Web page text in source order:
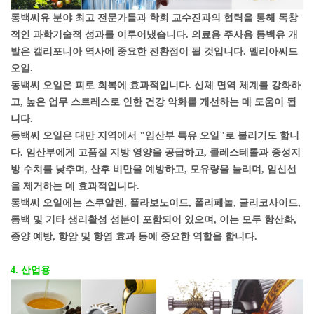
동백씨유 분야 최고 전문가들과 학회 교수진과의 협력을 통해 독창
적인 과학기술적 성과를 이루어냈습니다. 의료용 주사용 동백유 개
발은 캘리포니아 역사에 중요한 전환점이 될 것입니다. 멜리아씨드
오일.
동백씨 오일은 피로 회복에 효과적입니다. 신체 면역 체계를 강화하
고, 높은 업무 스트레스로 인한 건강 악화를 개선하는 데 도움이 됩
니다.
동백씨 오일은 대만 지역에서 "임산부 특유 오일"로 불리기도 합니
다. 임산부에게 고품질 지방 영양을 공급하고, 콜레스테롤과 중성지
방 수치를 낮추며, 산후 비만을 예방하고, 모유량을 늘리며, 임신선
을 제거하는 데 효과적입니다.
동백씨 오일에는 스쿠알렌, 플라보노이드, 폴리페놀, 글리코사이드,
동백 및 기타 생리활성 성분이 포함되어 있으며, 이는 모두 항산화,
종양 예방, 항암 및 항염 효과 등에 중요한 역할을 합니다.
4. 산업용